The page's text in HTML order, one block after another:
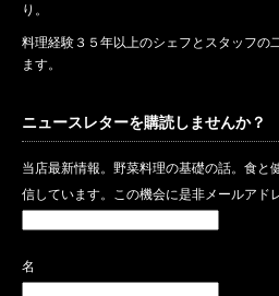
り。
料理経験３５年以上のシェフとスタッフの
ます。
ニュースレターを購読しませんか？
当店最新情報。野菜料理の基礎の話。食と
信しています。この機会に是非メールアド
名